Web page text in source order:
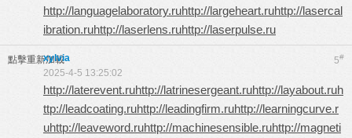
http://languagelaboratory.ruhttp://largeheart.ruhttp://lasercal
ibration.ruhttp://laserlens.ruhttp://laserpulse.ru
點擊重新加載 5#
xylvia
2025-4-5 13:25:02
http://laterevent.ruhttp://latrinesergeant.ruhttp://layabout.ruh
ttp://leadcoating.ruhttp://leadingfirm.ruhttp://learningcurve.r
uhttp://leaveword.ruhttp://machinesensible.ruhttp://magneti